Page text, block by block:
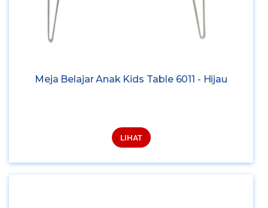
Meja Belajar Anak Kids Table 6011 - Hijau
LIHAT